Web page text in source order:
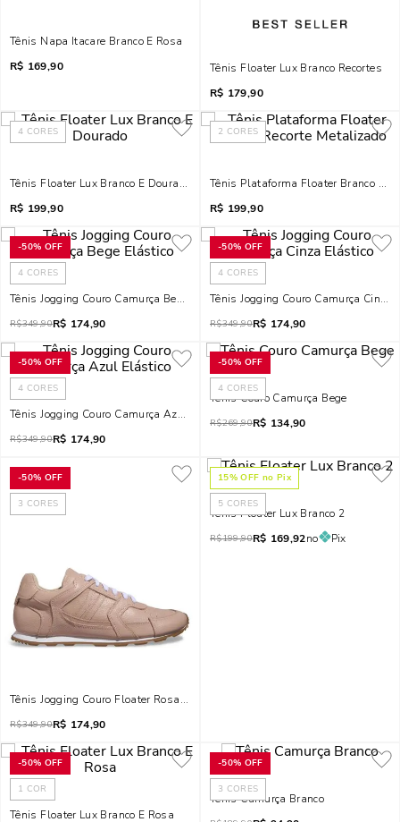
Tênis Napa Itacare Branco E Rosa
R$ 169,90
Tênis Floater Lux Branco Recortes
R$ 179,90
4 CORES
Tênis Floater Lux Branco E Dourado
R$ 199,90
2 CORES
Tênis Plataforma Floater Branco
R$ 199,90
-50% OFF
4 CORES
Tênis Jogging Couro Camurça Bege Elástico
R$349,90R$ 174,90
-50% OFF
4 CORES
Tênis Jogging Couro Camurça Cinza
R$349,90R$ 174,90
-50% OFF
4 CORES
Tênis Jogging Couro Camurça Azul Elástico
R$349,90R$ 174,90
-50% OFF
4 CORES
Tênis Couro Camurça Bege
R$269,90R$ 134,90
-50% OFF
3 CORES
Tênis Jogging Couro Floater Rosa Biscuit
R$349,90R$ 174,90
15% OFF no Pix
5 CORES
Tênis Floater Lux Branco 2
R$199,90R$ 169,92no Pix
-50% OFF
1 COR
Tênis Floater Lux Branco E Rosa
-50% OFF
3 CORES
Tênis Camurça Branco